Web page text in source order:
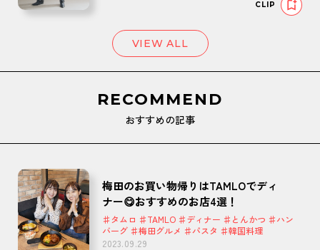
CLIP
VIEW ALL
RECOMMEND
おすすめの記事
梅田のお買い物帰りはTAMLOでディ
ナー😋おすすめのお店4選！
♯タムロ ♯TAMLO ♯ディナー ♯とんかつ ♯ハン
バーグ ♯梅田グルメ ♯パスタ ♯韓国料理
2023.09.29